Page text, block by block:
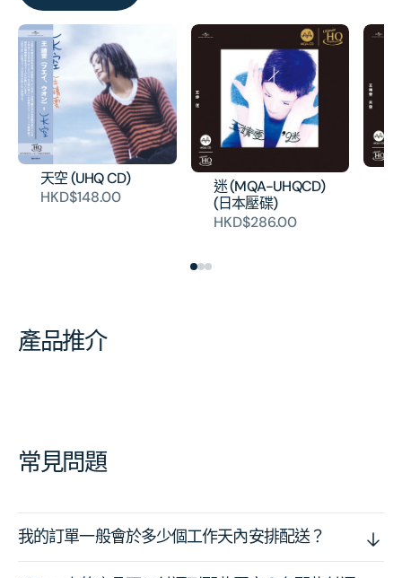
天空 (UHQ CD)
HKD$148.00
迷 (MQA-UHQCD)
(日本壓碟)
HKD$286.00
產品推介
常見問題
我的訂單一般會於多少個工作天內安排配送？